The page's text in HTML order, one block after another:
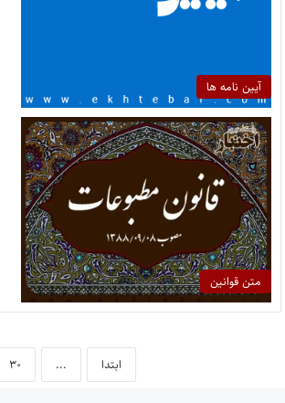
آیین نامه ها
متن قوانین
ابتدا ... ۳۰